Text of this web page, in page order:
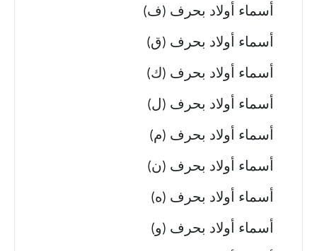
أسماء أولاد بحرف (ف)
أسماء أولاد بحرف (ق)
أسماء أولاد بحرف (ك)
أسماء أولاد بحرف (ل)
أسماء أولاد بحرف (م)
أسماء أولاد بحرف (ن)
أسماء أولاد بحرف (ه)
أسماء أولاد بحرف (و)